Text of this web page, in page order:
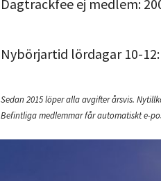
Dagtrackfee ej medlem:
Nybörjartid lördagar 10-
Sedan 2015 löper alla avgifter årsvis.
Befintliga medlemmar får automatiskt e-